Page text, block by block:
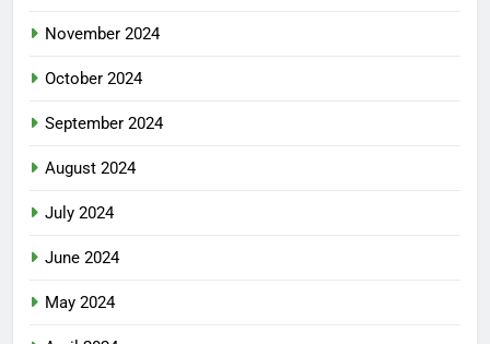
November 2024
October 2024
September 2024
August 2024
July 2024
June 2024
May 2024